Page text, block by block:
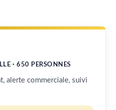
· 650 PERSONNES
alerte commerciale, suivi